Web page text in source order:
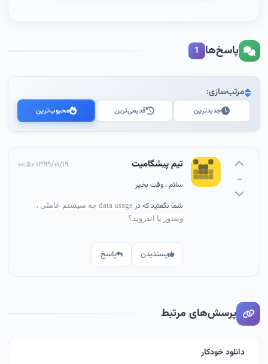
پاسخ‌ها 1
مرتب‌سازی:
جدیدترین قدیمی‌ترین محبوب‌ترین
-
تیم پیشگامیت
۱۳۹۹/۰۱/۱۹ ۰۰:۵۰
سلام ، وقت بخیر
شما نگفتید که در
data usage چه سیستم عاملی ،
ویندوز یا اندروید؟
پسندیدن پاسخ
پرسش‌های مرتبط
دانلود خودکار